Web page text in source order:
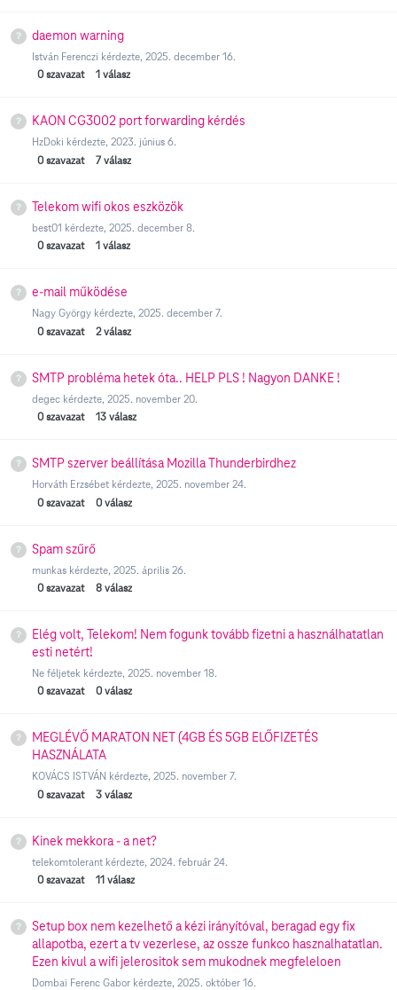
daemon warning
István Ferenczi kérdezte, 2025. december 16.
0 szavazat 1 válasz
KAON CG3002 port forwarding kérdés
HzDoki kérdezte, 2023. június 6.
0 szavazat 7 válasz
Telekom wifi okos eszközök
best01 kérdezte, 2025. december 8.
0 szavazat 1 válasz
e-mail működése
Nagy György kérdezte, 2025. december 7.
0 szavazat 2 válasz
SMTP probléma hetek óta.. HELP PLS ! Nagyon DANKE !
degec kérdezte, 2025. november 20.
0 szavazat 13 válasz
SMTP szerver beállítása Mozilla Thunderbirdhez
Horváth Erzsébet kérdezte, 2025. november 24.
0 szavazat 0 válasz
Spam szűrő
munkas kérdezte, 2025. április 26.
0 szavazat 8 válasz
Elég volt, Telekom! Nem fogunk tovább fizetni a használhatatlan
esti netért!
Ne féljetek kérdezte, 2025. november 18.
0 szavazat 0 válasz
MEGLÉVŐ MARATON NET (4GB ÉS 5GB ELŐFIZETÉS
HASZNÁLATA
KOVÁCS ISTVÁN kérdezte, 2025. november 7.
0 szavazat 3 válasz
Kinek mekkora - a net?
telekomtolerant kérdezte, 2024. február 24.
0 szavazat 11 válasz
Setup box nem kezelhető a kézi irányítóval, beragad egy fix
allapotba, ezert a tv vezerlese, az ossze funkco hasznalhatatlan.
Ezen kivul a wifi jelerositok sem mukodnek megfeleloen
Dombai Ferenc Gabor kérdezte, 2025. október 16.